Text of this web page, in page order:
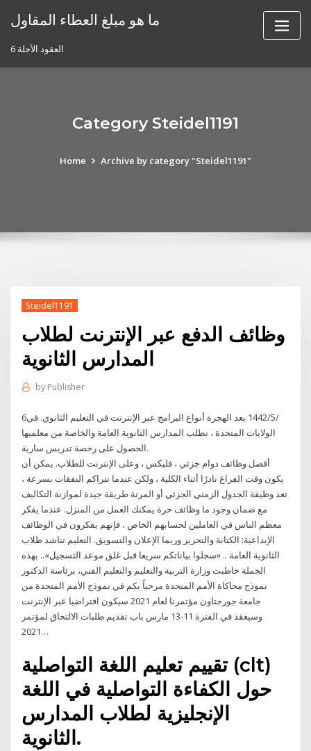
ما هو مبلغ العطاء المقاول
6 العقود الآجلة
Category Steidel1191
Home Archive by category "Steidel1191"
Steidel1191
وظائف الدفع عبر الإنترنت لطلاب
المدارس الثانوية
by Publisher
6‏‏/5‏‏/1442 بعد الهجرة أنواع البرامج عبر الإنترنت في التعليم الثانوي. في
الولايات المتحدة ، تطلب المدارس الثانوية العامة والخاصة من معلميها
الحصول على رخصة تدريس سارية.
أفضل وظائف دوام جزئي ، فليكس ، وعلى الإنترنت للطلاب. يمكن أن
يكون وقت الفراغ نادرًا أثناء الكلية ، ولكن عندما تتراكم النفقات بسرعة ،
تعد وظيفة الجدول الزمني الجزئي أو المرنة طريقة جيدة لموازنة التكاليف
مع ضمان وجود ما وظائف حرة يمكنك العمل من المنزل. عندما يفكر
معظم الناس في العاملين لحسابهم الخاص ، فإنهم يفكرون في الوظائف
الإبداعية: الكتابة والتحرير وربما الإعلان والتسويق. التعليم تناشد طلاب
الثانوية العامة .. «سجلوا بياناتكم سريعا قبل غلق موعد التسجيل».. بهذه
الجملة خاطبت وزارة التربية والتعليم والتعليم الفني، برئاسة الدكتور
نموذج محاكاة الأمم المتحدة مرحباً بكم في نموذج الأمم المتحدة من
جامعة جورجتاون مؤتمرنا لعام 2021 سيكون افتراضيا عبر الإنترنت
وسيعقد في الفترة 11-13 مارس باب تقديم طلبات الالتحاق لمؤتمر
2021…
تقييم تعليم اللغة التواصلية (clt)
حول الكفاءة التواصلية في اللغة
الإنجليزية لطلاب المدارس
الثانوية.